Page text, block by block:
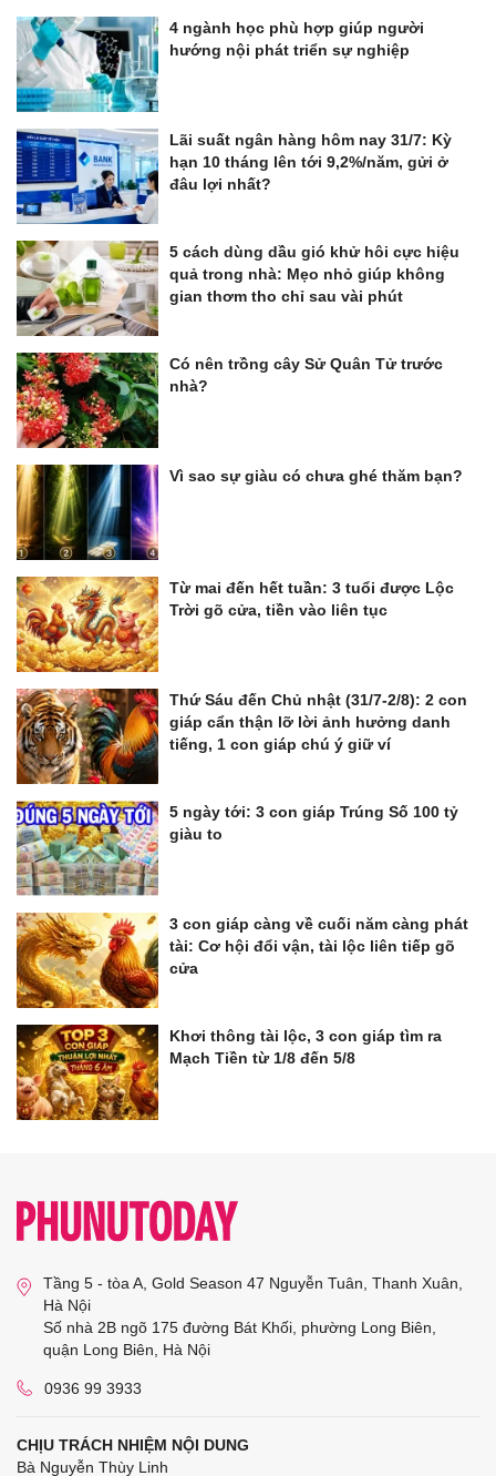
4 ngành học phù hợp giúp người
hướng nội phát triển sự nghiệp
Lãi suất ngân hàng hôm nay 31/7: Kỳ
hạn 10 tháng lên tới 9,2%/năm, gửi ở
đâu lợi nhất?
5 cách dùng dầu gió khử hôi cực hiệu
quả trong nhà: Mẹo nhỏ giúp không
gian thơm tho chỉ sau vài phút
Có nên trồng cây Sử Quân Tử trước
nhà?
Vì sao sự giàu có chưa ghé thăm bạn?
Từ mai đến hết tuần: 3 tuổi được Lộc
Trời gõ cửa, tiền vào liên tục
Thứ Sáu đến Chủ nhật (31/7-2/8): 2 con
giáp cẩn thận lỡ lời ảnh hưởng danh
tiếng, 1 con giáp chú ý giữ ví
5 ngày tới: 3 con giáp Trúng Số 100 tỷ
giàu to
3 con giáp càng về cuối năm càng phát
tài: Cơ hội đổi vận, tài lộc liên tiếp gõ
cửa
Khơi thông tài lộc, 3 con giáp tìm ra
Mạch Tiền từ 1/8 đến 5/8
Tầng 5 - tòa A, Gold Season 47 Nguyễn Tuân, Thanh Xuân,
Hà Nội
Số nhà 2B ngõ 175 đường Bát Khối, phường Long Biên,
quận Long Biên, Hà Nội
0936 99 3933
CHỊU TRÁCH NHIỆM NỘI DUNG
Bà Nguyễn Thùy Linh